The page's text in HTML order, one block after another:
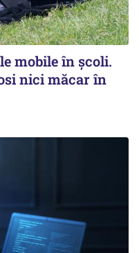
mobile în școli.
nici măcar în